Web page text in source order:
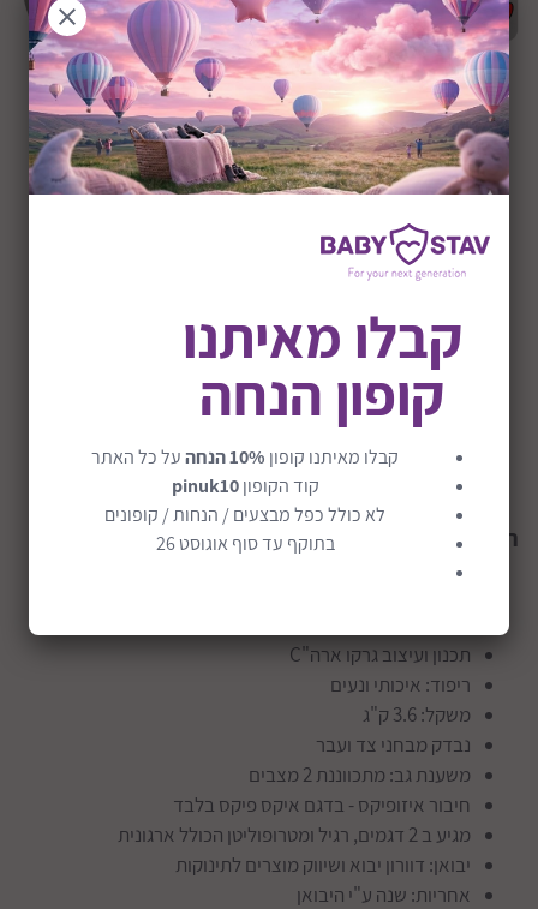
תכונות בוסטר גרקו ג'וניור מקסי:
תכנון ועיצוב גרקו ארה"C
ריפוד: איכותי ונעים
משקל: 3.6 ק"ג
נבדק מבחני צד ועבר
משענת גב: מתכווננת 2 מצבים
חיבור איזופיקס - בדגם איקס פיקס בלבד
מגיע ב 2 דגמים, רגיל ומטרופוליטן הכולל ארגונית
יבואן: דוורון יבוא ושיווק מוצרים לתינוקות
אחריות: שנה ע"י היבואן
קבלו מאיתנו
קופון הנחה
קבלו מאיתנו קופון 10% הנחה
על כל האתר
קוד הקופוןpinuk10
לא כולל כפל מבצעים / הנחות / קופונים
בתוקף עד סוף אוגוסט 26